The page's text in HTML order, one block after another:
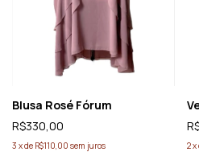
Blusa Rosé Fórum
R$330,00
3 xde R$110,00 sem juros 2x